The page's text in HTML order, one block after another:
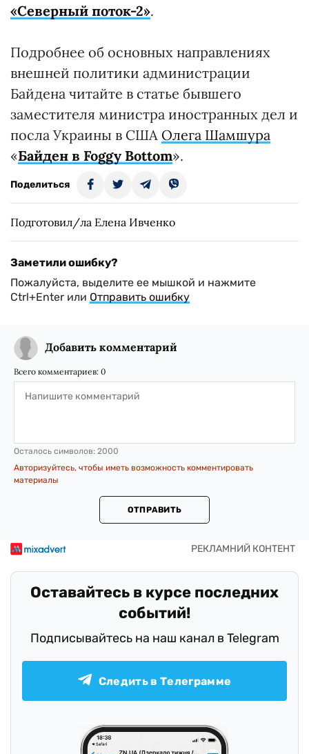
«Северный поток-2».
Подробнее об основных направлениях
внешней политики администрации
Байдена читайте в статье бывшего
заместителя министра иностранных дел и
посла Украины в США Олега Шамшура
«Байден в Foggy Bottom».
Поделиться
Подготовил/ла Елена Ивченко
Заметили ошибку?
Пожалуйста, выделите ее мышкой и нажмите
Ctrl+Enter или Отправить ошибку
Добавить комментарий
Всего комментариев: 0
Осталось символов: 2000
Авторизуйтесь, чтобы иметь возможность комментировать
материалы
ОТПРАВИТЬ
Оставайтесь в курсе последних
событий!
Подписывайтесь на наш канал в Telegram
Следить в Телеграмме